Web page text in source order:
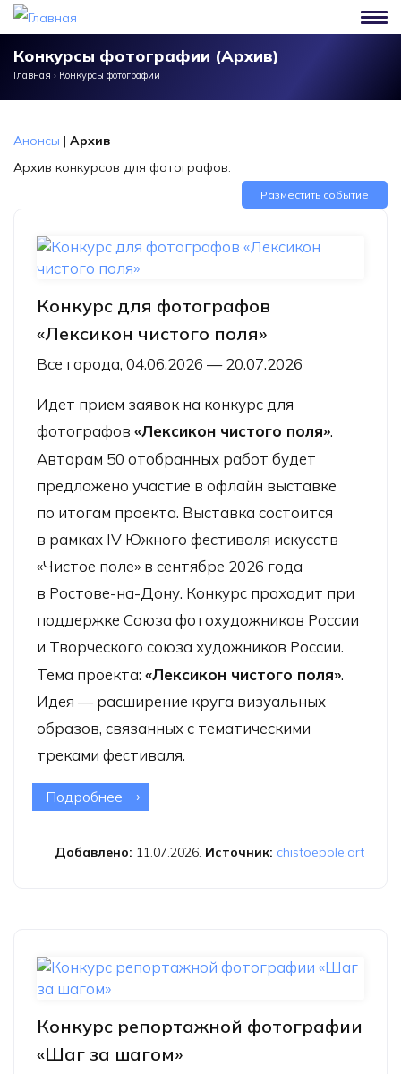
Перейти к основному содержанию
Конкурсы фотографии (Архив)
Главная › Конкурсы фотографии
Анонсы | Архив
Архив конкурсов для фотографов.
Разместить событие
Конкурс для фотографов
«Лексикон чистого поля»
Все города, 04.06.2026 — 20.07.2026
Идет прием заявок на конкурс для
фотографов «Лексикон чистого поля».
Авторам 50 отобранных работ будет
предложено участие в офлайн выставке
по итогам проекта. Выставка состоится
в рамках IV Южного фестиваля искусств
«Чистое поле» в сентябре 2026 года
в Ростове-на-Дону. Конкурс проходит при
поддержке Союза фотохудожников России
и Творческого союза художников России.
Тема проекта: «Лексикон чистого поля».
Идея — расширение круга визуальных
образов, связанных с тематическими
треками фестиваля.
Подробнее о Конкурс для фотографов
Добавлено: 11.07.2026. Источник: chistoepole.art
Конкурс репортажной фотографии
«Шаг за шагом»